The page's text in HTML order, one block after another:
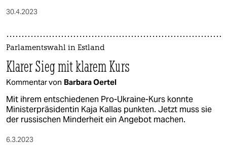
30.4.2023
Parlamentswahl in Estland
Klarer Sieg mit klarem Kurs
Kommentar von Barbara Oertel
Mit ihrem entschiedenen Pro-Ukraine-Kurs konnte
Ministerpräsidentin Kaja Kallas punkten. Jetzt muss sie
der russischen Minderheit ein Angebot machen.
6.3.2023